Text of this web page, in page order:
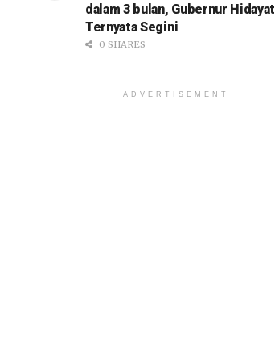
dalam 3 bulan, Gubernur Hidayat
Ternyata Segini
0 SHARES
ADVERTISEMENT